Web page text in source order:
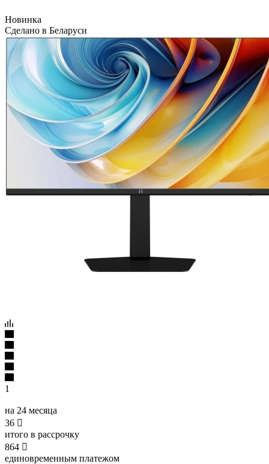
Новинка
Сделано в Беларуси
1
на 24 месяца
36 
итого в рассрочку
864 
единовременным платежом